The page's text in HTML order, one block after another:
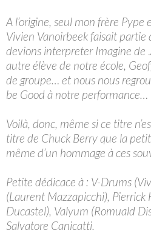
A l’origine, seul mon frère
Vivien Vanoirbeek faisait partie
devions interpreter Imagine de
autre élève de notre école,
de groupe… et nous nous
be Good à notre performance…
Voilà, donc, même si ce titre
titre de Chuck Berry que la
même d’un hommage à ces
Petite dédicace à : V-Drums
(Laurent Mazzapicchi), Pierrick
Ducastel), Valyum (Romuald
Salvatore Canicatti.